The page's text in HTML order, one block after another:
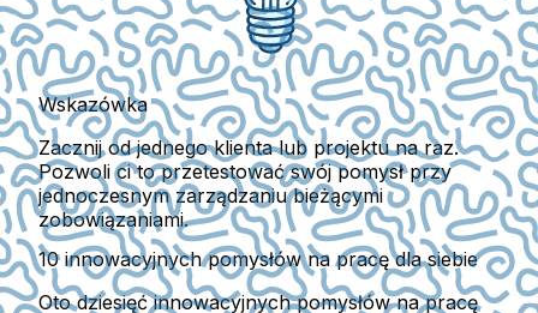
Wskazówka
Zacznij od jednego klienta lub projektu na raz.
Pozwoli ci to przetestować swój pomysł przy
jednoczesnym zarządzaniu bieżącymi
zobowiązaniami.
10 innowacyjnych pomysłów na pracę dla siebie
Oto dziesięć innowacyjnych pomysłów na pracę